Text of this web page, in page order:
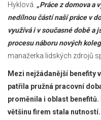
Hyklová. „Práce z domova a
nedílnou částí naší práce v
využívá i v současné době a
procesu náboru nových
manažerka lidských zdrojů
Mezi nejžádanější benefity
patřila pružná pracovní
proměnila i oblast
většinu firem stala